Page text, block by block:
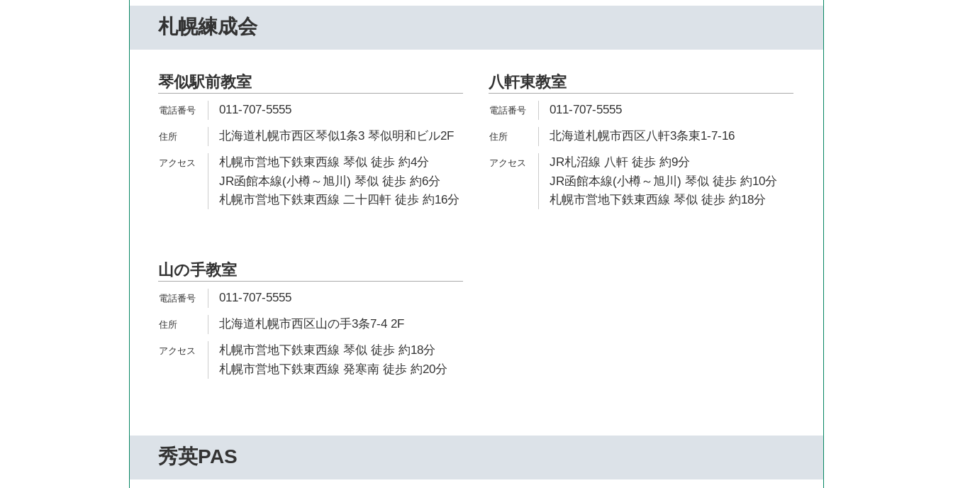
札幌練成会
琴似駅前教室
011-707-5555
北海道札幌市西区琴似1条3 琴似明和ビル2F
札幌市営地下鉄東西線 琴似 徒歩 約4分
JR函館本線(小樽～旭川) 琴似 徒歩 約6分
札幌市営地下鉄東西線 二十四軒 徒歩 約16分
八軒東教室
011-707-5555
北海道札幌市西区八軒3条東1-7-16
JR札沼線 八軒 徒歩 約9分
JR函館本線(小樽～旭川) 琴似 徒歩 約10分
札幌市営地下鉄東西線 琴似 徒歩 約18分
山の手教室
011-707-5555
北海道札幌市西区山の手3条7-4 2F
札幌市営地下鉄東西線 琴似 徒歩 約18分
札幌市営地下鉄東西線 発寒南 徒歩 約20分
秀英PAS